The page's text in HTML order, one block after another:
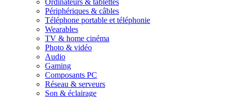
Ordinateurs & tablettes
Périphériques & câbles
Téléphone portable et téléphonie
Wearables
TV & home cinéma
Photo & vidéo
Audio
Gaming
Composants PC
Réseau & serveurs
Son & éclairage